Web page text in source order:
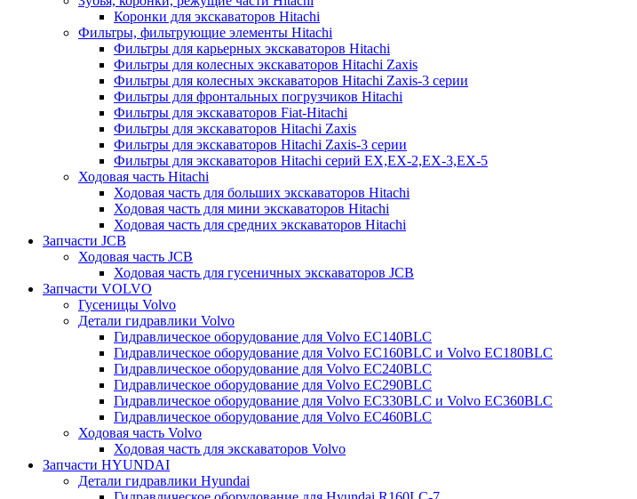
Коронки для экскаваторов Hitachi
Фильтры, фильтрующие элементы Hitachi
Фильтры для карьерных экскаваторов Hitachi
Фильтры для колесных экскаваторов Hitachi Zaxis
Фильтры для колесных экскаваторов Hitachi Zaxis-3 серии
Фильтры для фронтальных погрузчиков Hitachi
Фильтры для экскаваторов Fiat-Hitachi
Фильтры для экскаваторов Hitachi Zaxis
Фильтры для экскаваторов Hitachi Zaxis-3 серии
Фильтры для экскаваторов Hitachi серий EX,EX-2,EX-3,EX-5
Ходовая часть Hitachi
Ходовая часть для больших экскаваторов Hitachi
Ходовая часть для мини экскаваторов Hitachi
Ходовая часть для средних экскаваторов Hitachi
Запчасти JCB
Ходовая часть JCB
Ходовая часть для гусеничных экскаваторов JCB
Запчасти VOLVO
Гусеницы Volvo
Детали гидравлики Volvo
Гидравлическое оборудование для Volvo EC140BLC
Гидравлическое оборудование для Volvo EC160BLC и Volvo EC180BLC
Гидравлическое оборудование для Volvo EC240BLC
Гидравлическое оборудование для Volvo EC290BLC
Гидравлическое оборудование для Volvo EC330BLC и Volvo EC360BLC
Гидравлическое оборудование для Volvo EC460BLC
Ходовая часть Volvo
Ходовая часть для экскаваторов Volvo
Запчасти HYUNDAI
Детали гидравлики Hyundai